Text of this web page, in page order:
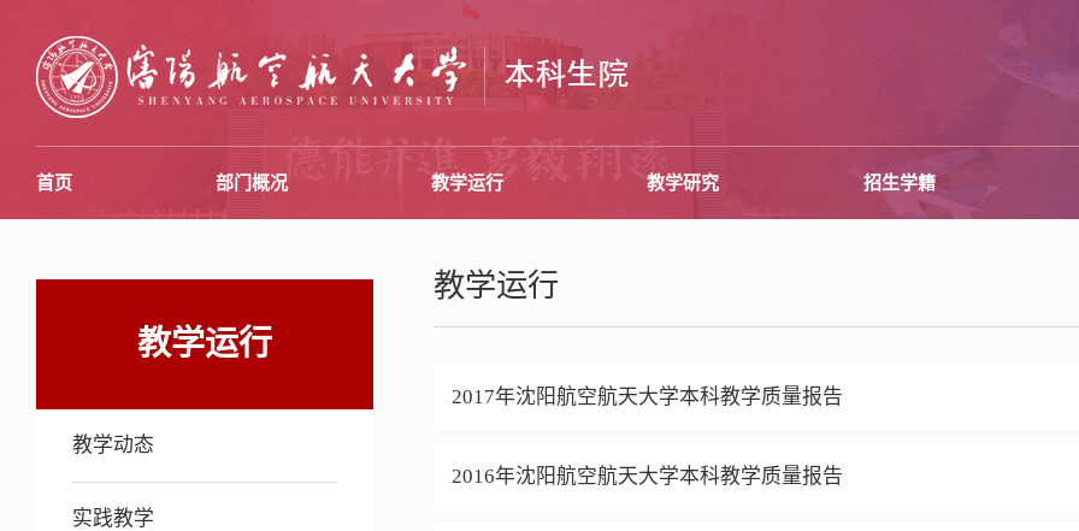
首页 部门概况 教学运行 教学研究 招生学籍
教学运行
教学动态
实践教学
教学运行
2017年沈阳航空航天大学本科教学质量报告
2016年沈阳航空航天大学本科教学质量报告